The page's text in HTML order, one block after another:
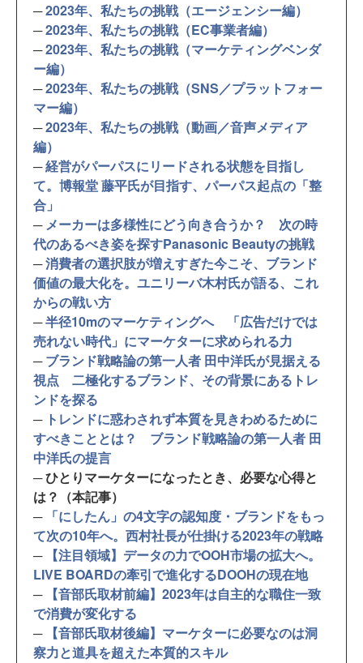
─2023年、私たちの挑戦（エージェンシー編）
─2023年、私たちの挑戦（EC事業者編）
─2023年、私たちの挑戦（マーケティングベンダ
ー編）
─2023年、私たちの挑戦（SNS／プラットフォー
マー編）
─2023年、私たちの挑戦（動画／音声メディア
編）
─経営がパーパスにリードされる状態を目指し
て。博報堂 藤平氏が目指す、パーパス起点の「整
合」
─メーカーは多様性にどう向き合うか？ 次の時
代のあるべき姿を探すPanasonic Beautyの挑戦
─消費者の選択肢が増えすぎた今こそ、ブランド
価値の最大化を。ユニリーバ木村氏が語る、これ
からの戦い方
─半径10mのマーケティングへ 「広告だけでは
売れない時代」にマーケターに求められる力
─ブランド戦略論の第一人者 田中洋氏が見据える
視点 二極化するブランド、その背景にあるトレ
ンドを探る
─ トレンドに惑わされず本質を見きわめるために
すべきこととは？ ブランド戦略論の第一人者 田
中洋氏の提言
─ ひとりマーケターになったとき、必要な心得と
は？（本記事）
─ 「にしたん」の4文字の認知度・ブランドをもっ
て次の10年へ。西村社長が仕掛ける2023年の戦略
─ 【注目領域】データの力でOOH市場の拡大へ。
LIVE BOARDの牽引で進化するDOOHの現在地
─ 【音部氏取材前編】2023年は自主的な職住一致
で消費が変化する
─ 【音部氏取材後編】マーケターに必要なのは洞
察力と道具を超えた本質的スキル